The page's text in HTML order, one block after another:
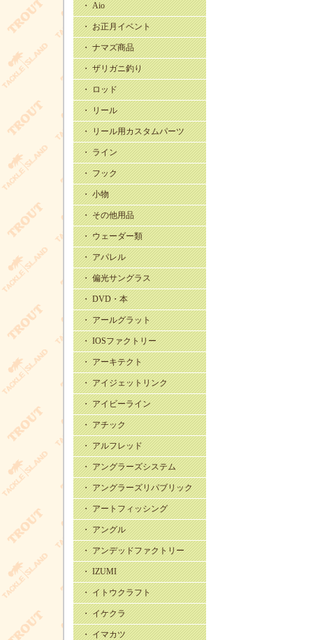
・ Aio
・ お正月イベント
・ ナマズ商品
・ ザリガニ釣り
・ ロッド
・ リール
・ リール用カスタムパーツ
・ ライン
・ フック
・ 小物
・ その他用品
・ ウェーダー類
・ アパレル
・ 偏光サングラス
・ DVD・本
・ アールグラット
・ IOSファクトリー
・ アーキテクト
・ アイジェットリンク
・ アイビーライン
・ アチック
・ アルフレッド
・ アングラーズシステム
・ アングラーズリパブリック
・ アートフィッシング
・ アングル
・ アンデッドファクトリー
・ IZUMI
・ イトウクラフト
・ イケクラ
・ イマカツ